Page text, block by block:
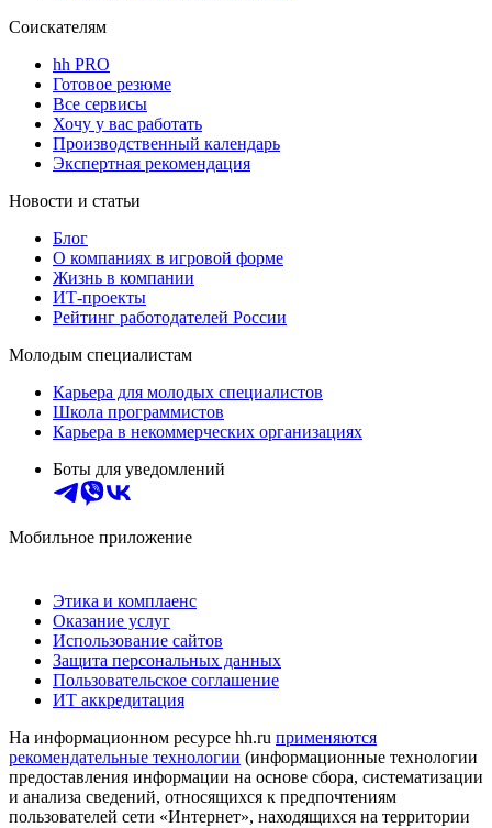
Соискателям
hh PRO
Готовое резюме
Все сервисы
Хочу у вас работать
Производственный календарь
Экспертная рекомендация
Новости и статьи
Блог
О компаниях в игровой форме
Жизнь в компании
ИТ-проекты
Рейтинг работодателей России
Молодым специалистам
Карьера для молодых специалистов
Школа программистов
Карьера в некоммерческих организациях
Боты для уведомлений
Мобильное приложение
Этика и комплаенс
Оказание услуг
Использование сайтов
Защита персональных данных
Пользовательское соглашение
ИТ аккредитация
На информационном ресурсе hh.ru применяются
рекомендательные технологии (информационные технологии
предоставления информации на основе сбора, систематизации
и анализа сведений, относящихся к предпочтениям
пользователей сети «Интернет», находящихся на территории